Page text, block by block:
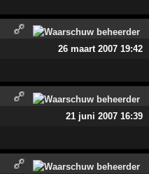
26 maart 2007 19:42
21 juni 2007 16:39